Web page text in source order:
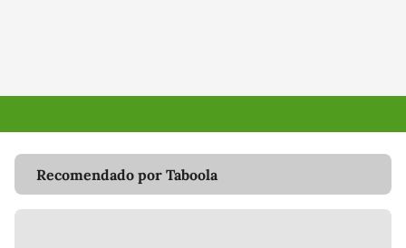
Recomendado por Taboola